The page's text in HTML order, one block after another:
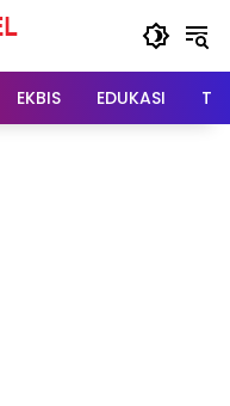
EKBIS EDUKASI